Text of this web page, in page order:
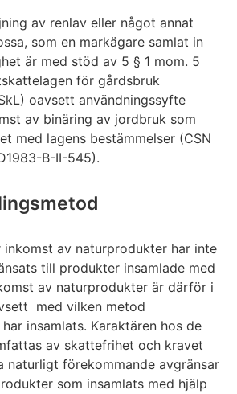
av renlav eller något annat
som en markägare samlat in
är med stöd av 5 § 1 mom. 5
för gårdsbruk
oavsett användningssyfte
av binäring av jordbruk som
med lagens bestämmelser (CSN
B-II-545).
av naturprodukter har inte
till produkter insamlade med
av naturprodukter är därför i
med vilken metod
insamlats. Karaktären hos de
av skattefrihet och kravet
naturligt förekommande avgränsar
som insamlats med hjälp